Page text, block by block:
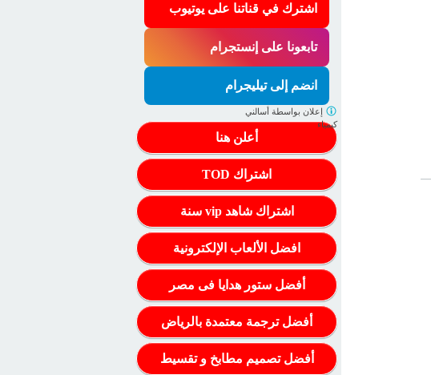
اشترك في قناتنا على يوتيوب
تابعونا على إنستجرام
انضم إلى تيليجرام
أعلن هنا
اشتراك TOD
اشتراك شاهد vip سنة
افضل الألعاب الإلكترونية
أفضل ستور هدايا فى مصر
أفضل ترجمة معتمدة بالرياض
أفضل تصميم مطابخ و تقسيط
إعلان بواسطة أسالني
كيمياء